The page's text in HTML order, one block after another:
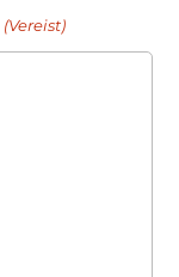
(Vereist)